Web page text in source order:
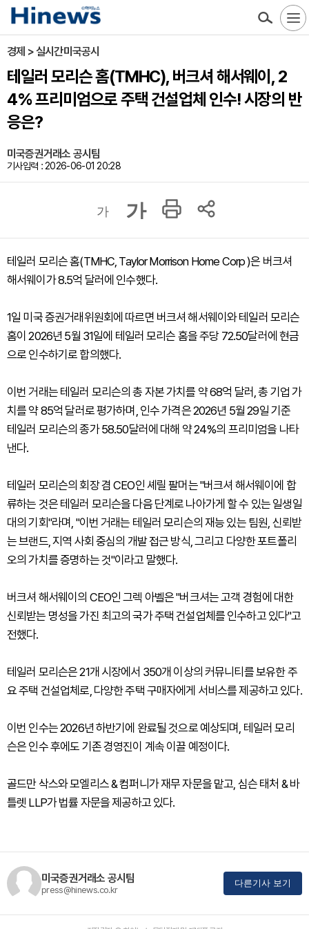
경제 > 실시간미국공시
테일러 모리슨 홈(TMHC), 버크셔 해서웨이, 2
4% 프리미엄으로 주택 건설업체 인수! 시장의 반
응은?
미국증권거래소 공시팀
기사입력 : 2026-06-01 20:28
가 가
테일러 모리슨 홈(TMHC, Taylor Morrison Home Corp )은 버크셔
해서웨이가 8.5억 달러에 인수했다.
1일 미국 증권거래위원회에 따르면 버크셔 해서웨이와 테일러 모리슨
홈이 2026년 5월 31일에 테일러 모리슨 홈을 주당 72.50달러에 현금
으로 인수하기로 합의했다.
이번 거래는 테일러 모리슨의 총 자본 가치를 약 68억 달러, 총 기업 가
치를 약 85억 달러로 평가하며, 인수 가격은 2026년 5월 29일 기준
테일러 모리슨의 종가 58.50달러에 대해 약 24%의 프리미엄을 나타
낸다.
테일러 모리슨의 회장 겸 CEO인 셰릴 팔머는 "버크셔 해서웨이에 합
류하는 것은 테일러 모리슨을 다음 단계로 나아가게 할 수 있는 일생일
대의 기회"라며, "이번 거래는 테일러 모리슨의 재능 있는 팀원, 신뢰받
는 브랜드, 지역 사회 중심의 개발 접근 방식, 그리고 다양한 포트폴리
오의 가치를 증명하는 것"이라고 말했다.
버크셔 해서웨이의 CEO인 그렉 아벨은 "버크셔는 고객 경험에 대한
신뢰받는 명성을 가진 최고의 국가 주택 건설업체를 인수하고 있다"고
전했다.
테일러 모리슨은 21개 시장에서 350개 이상의 커뮤니티를 보유한 주
요 주택 건설업체로, 다양한 주택 구매자에게 서비스를 제공하고 있다.
이번 인수는 2026년 하반기에 완료될 것으로 예상되며, 테일러 모리
슨은 인수 후에도 기존 경영진이 계속 이끌 예정이다.
골드만 삭스와 모엘리스 & 컴퍼니가 재무 자문을 맡고, 심슨 태처 & 바
틀렛 LLP가 법률 자문을 제공하고 있다.
미국증권거래소 공시팀
press@hinews.co.kr
다른기사 보기